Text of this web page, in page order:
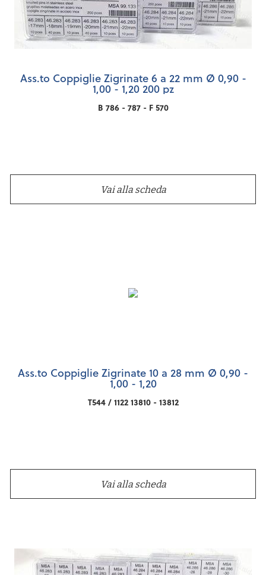
Ass.to Coppiglie Zigrinate 6 a 22 mm Ø 0,90 -
1,00 - 1,20 200 pz
B 786 - 787 - F 570
Vai alla scheda
Ass.to Coppiglie Zigrinate 10 a 28 mm Ø 0,90 -
1,00 - 1,20
T544 / 1122 13810 - 13812
Vai alla scheda